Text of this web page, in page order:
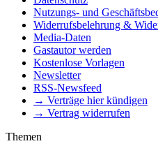
Nutzungs- und
Widerrufsbelehrung &
Media-Daten
Gastautor werden
Kostenlose Vorlagen
Newsletter
RSS-Newsfeed
→ Verträge hier kündigen
→ Vertrag widerrufen
Themen